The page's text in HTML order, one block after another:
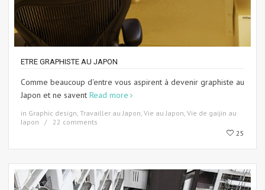
ETRE GRAPHISTE AU JAPON
Comme beaucoup d'entre vous aspirent à devenir graphiste au
Japon et ne savent Read more
in Graphic design, Travailler au Japon, Vie au Japon, Vie de gaijin au
Japon
22 comments
25